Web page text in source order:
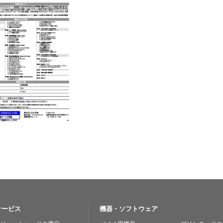
ビス 機器・ソフトウェア